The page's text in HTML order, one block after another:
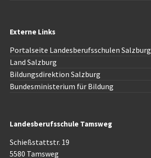
Externe Links
Portalseite Landesberufsschulen Salzburg
Land Salzburg
Bildungsdirektion Salzburg
Bundesministerium für Bildung
Landesberufsschule Tamsweg
Schießstattstr. 19
5580 Tamsweg